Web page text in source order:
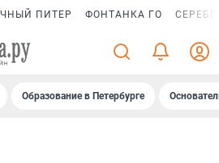
ПИТЕР ФОНТАНКА ГО
Образование в Петербурге